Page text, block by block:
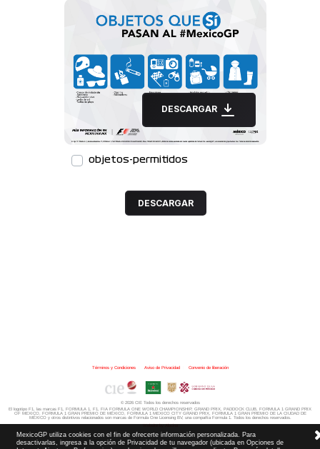
DESCARGAR
objetos-permitidos
DESCARGAR
Términos y Condiciones| Aviso de Privacidad| Convenio de liberación
© 2026 CIE Todos los derechos reservados
El logotipo F1, las marcas F1, FORMULA 1, F1, FIA FORMULA ONE WORLD CHAMPIONSHIP, GRAND PRIX, PADDOCK CLUB,
FORMULA 1 GRAND PRIX
OF MEXICO, FORMULA 1 GRAN PREMIO DE MÉXICO, FORMULA 1 MEXICO CITY GRAND PRIX, FORMULA 1 GRAN PREMIO DE LA CIUDAD DE
MÉXICO y otros distintivosrelacionados son marcas de Formula One Licensing BV, una compañía Formula 1. Todos los derechos reservados.
Website by Alucina
MexicoGP utiliza cookies con el fin de ofrecerte información personalizada. Para
desactivarlas, ingresa a la opción de Privacidad de tu navegador (ubicada en Opciones de